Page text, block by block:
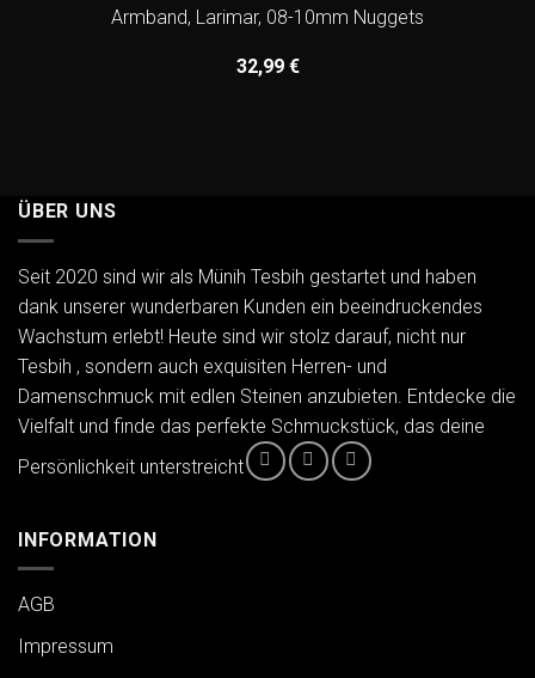
Armband, Larimar, 08-10mm Nuggets
32,99 €
ÜBER UNS
Seit 2020 sind wir als Münih Tesbih gestartet und haben
dank unserer wunderbaren Kunden ein beeindruckendes
Wachstum erlebt! Heute sind wir stolz darauf, nicht nur
Tesbih , sondern auch exquisiten Herren- und
Damenschmuck mit edlen Steinen anzubieten. Entdecke die
Vielfalt und finde das perfekte Schmuckstück, das deine
Persönlichkeit unterstreicht
INFORMATION
AGB
Impressum